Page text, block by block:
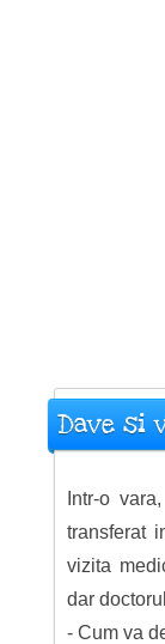
Dave si
Intr-o
transferat
vizita
dar
- Cum va